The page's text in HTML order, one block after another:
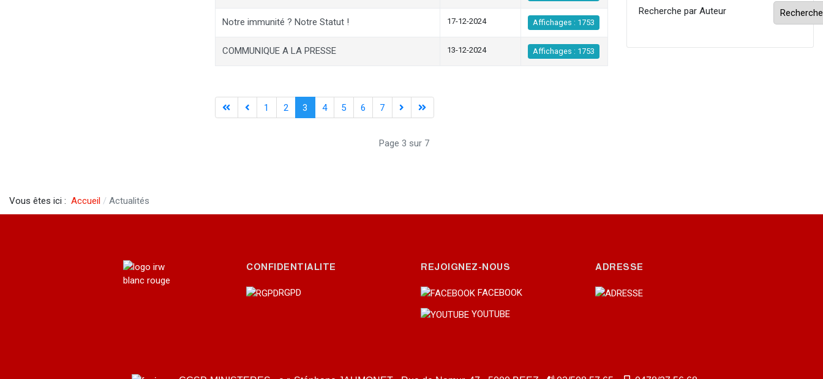
Notre immunité ? Notre Statut ! 17-12-2024 Affichages : 1753
COMMUNIQUE A LA PRESSE 13-12-2024 Affichages : 1753
1 2 3 4 5 6 7
Page 3 sur 7
Recherche par Auteur
Vous êtes ici : Accueil Actualités
CONFIDENTIALITE
RGPD
REJOIGNEZ-NOUS
FACEBOOK
YOUTUBE
ADRESSE